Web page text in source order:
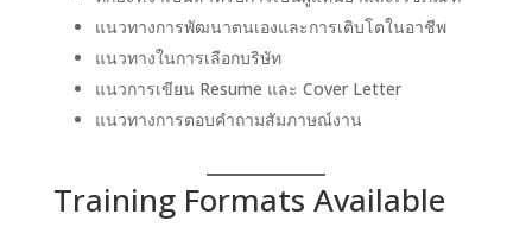
แนวทางการพัฒนาตนเองและการเติบโตในอาชีพ
แนวทางในการเลือกบริษัท
แนวการเขียน Resume และ Cover Letter
แนวทางการตอบคำถามสัมภาษณ์งาน
Training Formats Available